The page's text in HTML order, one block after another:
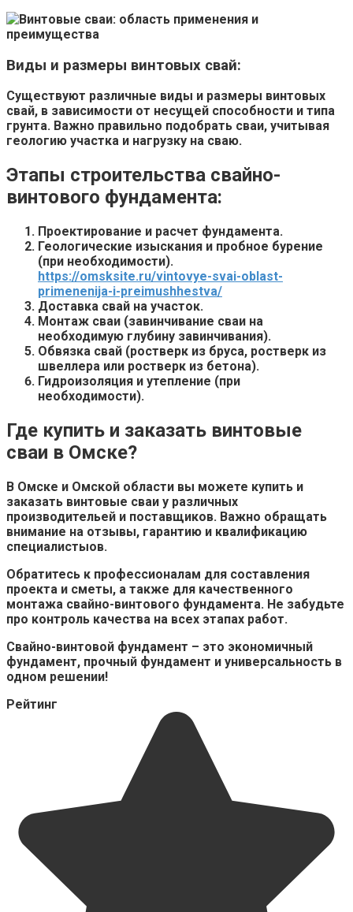
Виды и размеры винтовых свай:
Существуют различные виды и размеры винтовых
свай, в зависимости от несущей способности и типа
грунта. Важно правильно подобрать сваи, учитывая
геологию участка и нагрузку на сваю.
Этапы строительства свайно-
винтового фундамента:
Проектирование и расчет фундамента.
Геологические изыскания и пробное бурение
(при необходимости).
https://omsksite.ru/vintovye-svai-oblast-
primenenija-i-preimushhestva/
Доставка свай на участок.
Монтаж сваи (завинчивание сваи на
необходимую глубину завинчивания).
Обвязка свай (ростверк из бруса, ростверк из
швеллера или ростверк из бетона).
Гидроизоляция и утепление (при
необходимости).
Где купить и заказать винтовые
сваи в Омске?
В Омске и Омской области вы можете купить и
заказать винтовые сваи у различных
производительей и поставщиков. Важно обращать
внимание на отзывы, гарантию и квалификацию
специалистыов.
Обратитесь к профессионалам для составления
проекта и сметы, а также для качественного
монтажа свайно-винтового фундамента. Не забудьте
про контроль качества на всех этапах работ.
Свайно-винтовой фундамент – это экономичный
фундамент, прочный фундамент и универсальность в
одном решении!
Рейтинг